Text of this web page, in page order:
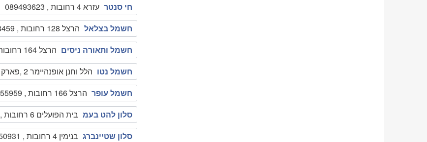
חי סנטר עזרא 4 רחובות , 089493623
חשמל בצלאל הרצל 128 רחובות , 089458459
חשמל ותאורה ניסים הרצל 164 רחובות , 089453187
חשמל נטו הלל וחנן אופנהיימר 2 ,פארק תעשיות המדע רחובות , 1599505066
חשמל עופר הרצל 166 רחובות , 089455959
סלון להט בעמ בית הפועלים 6 רחובות , 089469384
סלון שטיינברג בנימין 4 רחובות , 089450931